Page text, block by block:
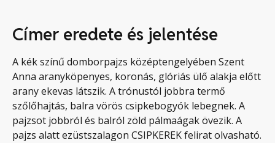
Címer eredete és jelentése
A kék színű domborpajzs középtengelyében Szent
Anna aranyköpenyes, koronás, glóriás ülő alakja előtt
arany ekevas látszik. A trónustól jobbra termő
szőlőhajtás, balra vörös csipkebogyók lebegnek. A
pajzsot jobbról és balról zöld pálmaágak övezik. A
pajzs alatt ezüstszalagon CSIPKEREK felirat olvasható.